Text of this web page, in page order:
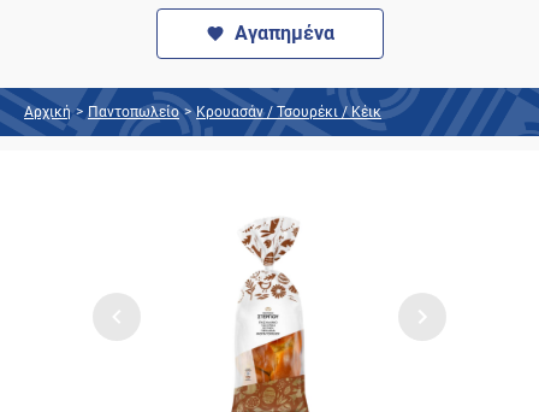
Αγαπημένα
Αρχική > Παντοπωλείο > Κρουασάν / Τσουρέκι / Κέικ